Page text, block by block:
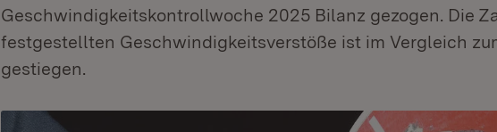
Geschwindigkeitskontrollwoche 2025 Bilanz gezogen. Die
festgestellten Geschwindigkeitsverstöße ist im Vergleich
gestiegen.